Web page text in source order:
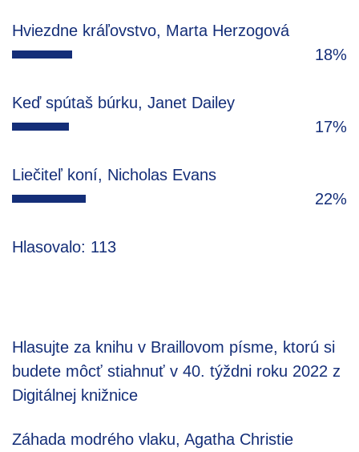
Hviezdne kráľovstvo, Marta Herzogová
18%
Keď spútaš búrku, Janet Dailey
17%
Liečiteľ koní, Nicholas Evans
22%
Hlasovalo: 113
Hlasujte za knihu v Braillovom písme, ktorú si
budete môcť stiahnuť v 40. týždni roku 2022 z
Digitálnej knižnice
Záhada modrého vlaku, Agatha Christie